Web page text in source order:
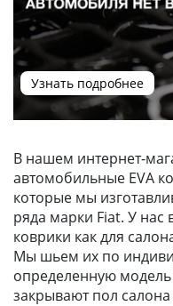
Узнать подробнее
В нашем интернет-
автомобильные EVA
которые мы
ряда марки Fiat. У нас
коврики как для
Мы шьем их по
определенную
закрывают пол